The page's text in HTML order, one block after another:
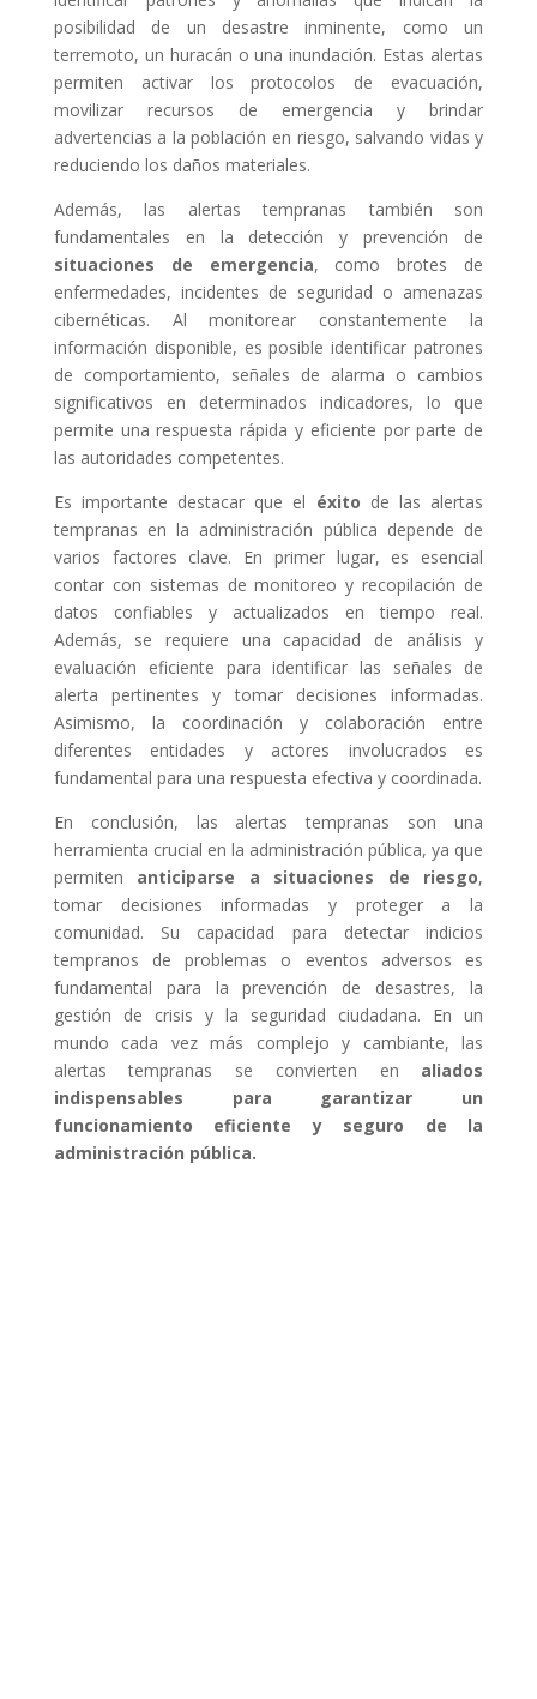
posibilidad de un desastre inminente, como un
terremoto, un huracán o una inundación. Estas alertas
permiten activar los protocolos de evacuación,
movilizar recursos de emergencia y brindar
advertencias a la población en riesgo, salvando vidas y
reduciendo los daños materiales.
Además, las alertas tempranas también son
fundamentales en la detección y prevención de
situaciones de emergencia, como brotes de
enfermedades, incidentes de seguridad o amenazas
cibernéticas. Al monitorear constantemente la
información disponible, es posible identificar patrones
de comportamiento, señales de alarma o cambios
significativos en determinados indicadores, lo que
permite una respuesta rápida y eficiente por parte de
las autoridades competentes.
Es importante destacar que el éxito de las alertas
tempranas en la administración pública depende de
varios factores clave. En primer lugar, es esencial
contar con sistemas de monitoreo y recopilación de
datos confiables y actualizados en tiempo real.
Además, se requiere una capacidad de análisis y
evaluación eficiente para identificar las señales de
alerta pertinentes y tomar decisiones informadas.
Asimismo, la coordinación y colaboración entre
diferentes entidades y actores involucrados es
fundamental para una respuesta efectiva y coordinada.
En conclusión, las alertas tempranas son una
herramienta crucial en la administración pública, ya que
permiten anticiparse a situaciones de riesgo,
tomar decisiones informadas y proteger a la
comunidad. Su capacidad para detectar indicios
tempranos de problemas o eventos adversos es
fundamental para la prevención de desastres, la
gestión de crisis y la seguridad ciudadana. En un
mundo cada vez más complejo y cambiante, las
alertas tempranas se convierten en aliados
indispensables para garantizar un
funcionamiento eficiente y seguro de la
administración pública.